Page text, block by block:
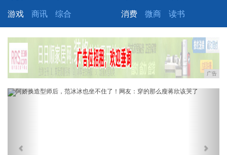
游戏 商讯 综合 消费 微商 读书
广告
Previous